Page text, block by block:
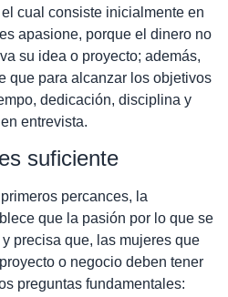
cual consiste inicialmente en
apasione, porque el dinero no
su idea o proyecto; además,
que para alcanzar los objetivos
dedicación, disciplina y
entrevista.
suficiente
percances, la
que la pasión por lo que se
precisa que, las mujeres que
o negocio deben tener
preguntas fundamentales: